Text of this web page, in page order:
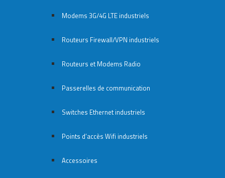
Modems 3G/4G LTE industriels
Routeurs Firewall/VPN industriels
Routeurs et Modems Radio
Passerelles de communication
Switches Ethernet industriels
Points d’accès Wifi industriels
Accessoires